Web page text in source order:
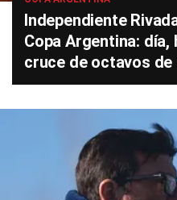
Independiente
Copa Argentina: día,
cruce de octavos de